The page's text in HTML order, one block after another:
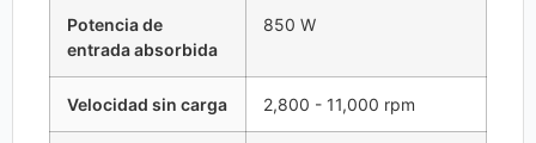
Potencia de
entrada absorbida
850 W
Velocidad sin carga 2,800 - 11,000 rpm